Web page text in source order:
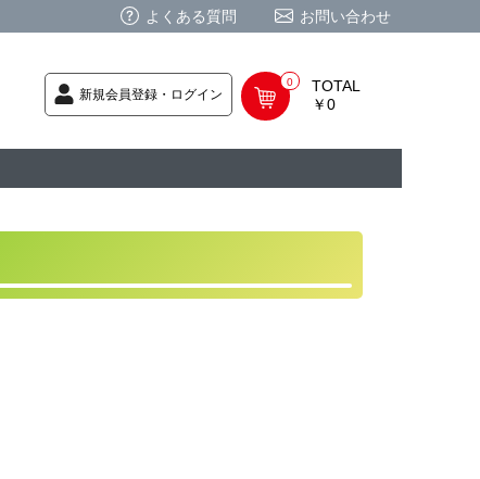
よくある質問 お問い合わせ
新規会員登録・ログイン
0
TOTAL
￥0